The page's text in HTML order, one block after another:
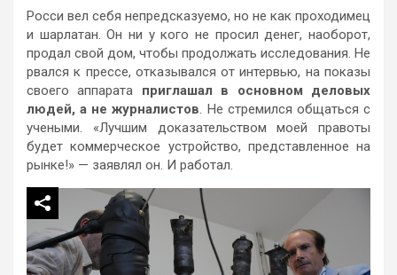
Росси вел себя непредсказуемо, но не как проходимец
и шарлатан. Он ни у кого не просил денег, наоборот,
продал свой дом, чтобы продолжать исследования. Не
рвался к прессе, отказывался от интервью, на показы
своего аппарата приглашал в основном деловых
людей, а не журналистов. Не стремился общаться с
учеными. «Лучшим доказательством моей правоты
будет коммерческое устройство, представленное на
рынке!» — заявлял он. И работал.